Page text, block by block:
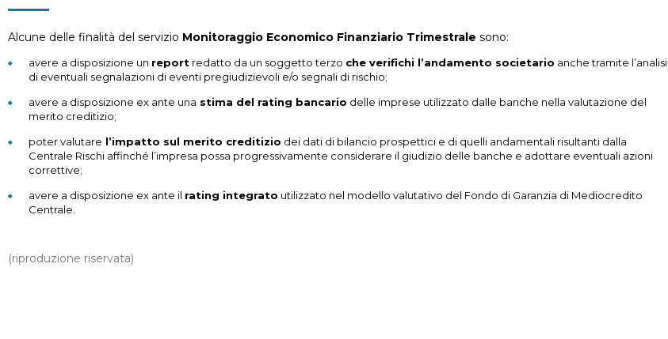
Alcune delle finalità del servizio Monitoraggio Economico Finanziario Trimestrale sono:
avere a disposizione un report redatto da un soggetto terzo che verifichi l’andamento societario anche tramite l’analisi
di eventuali segnalazioni di eventi pregiudizievoli e/o segnali di rischio;
avere a disposizione ex ante una stima del rating bancario delle imprese utilizzato dalle banche nella valutazione del
merito creditizio;
poter valutare l’impatto sul merito creditizio dei dati di bilancio prospettici e di quelli andamentali risultanti dalla
Centrale Rischi affinché l’impresa possa progressivamente considerare il giudizio delle banche e adottare eventuali azioni
correttive;
avere a disposizione ex ante il rating integrato utilizzato nel modello valutativo del Fondo di Garanzia di Mediocredito
Centrale.
(riproduzione riservata)